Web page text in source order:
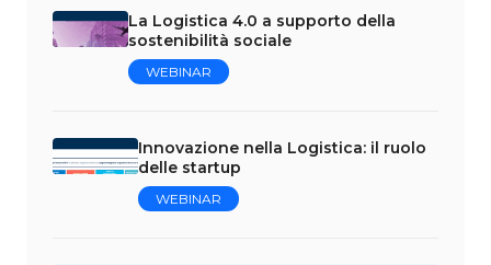
La Logistica 4.0 a supporto della
sostenibilità sociale
WEBINAR
Innovazione nella Logistica: il ruolo
delle startup
WEBINAR